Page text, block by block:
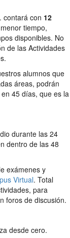
contará con 12
tiempo,
disponibles. No
de las Actividades
alumnos que
áreas, podrán
45 días, que es la
durante las 24
dentro de las 48
exámenes y
Virtual. Total
para
foros de discusión.
desde cero.